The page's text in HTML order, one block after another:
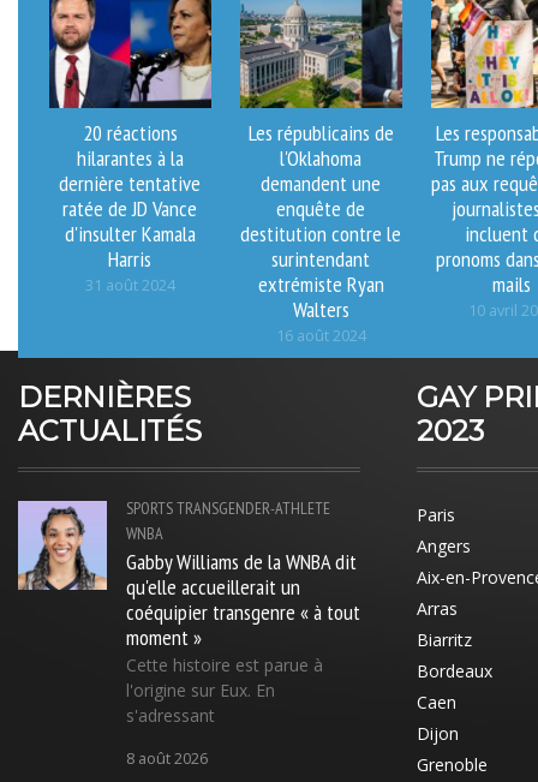
20 réactions
hilarantes à la
dernière tentative
ratée de JD Vance
d'insulter Kamala
Harris
31 août 2024
Les républicains de
l'Oklahoma
demandent une
enquête de
destitution contre le
surintendant
extrémiste Ryan
Walters
16 août 2024
Les
Trump ne
pas aux
incluent
pronoms
mails
10 avril
DERNIÈRES
ACTUALITÉS
SPORTSTRANSGENDER-ATHLETE
WNBA
Gabby Williams de la WNBA dit
qu'elle accueillerait un
coéquipier transgenre « à tout
moment »
Cette histoire est parue à
l'origine sur Eux. En
s'adressant
8 août 2026
GAY
2023
Paris
Angers
Aix-en-
Arras
Biarritz
Bordeaux
Caen
Dijon
Grenoble